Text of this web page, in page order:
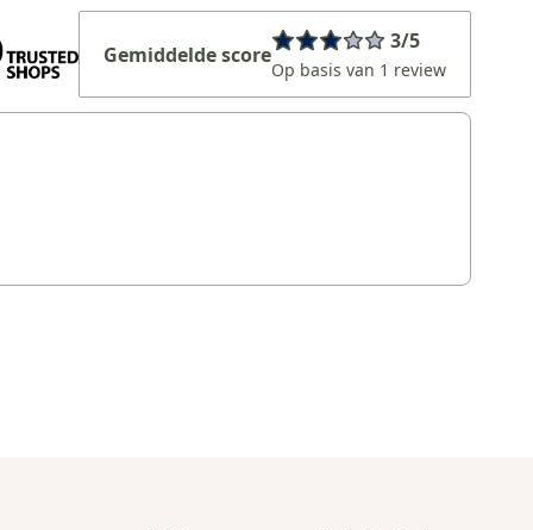
Gemiddelde score
3/5
Op basis van 1 review